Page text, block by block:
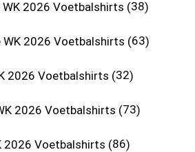
WK 2026 Voetbalshirts 38
WK 2026 Voetbalshirts 63
2026 Voetbalshirts 32
2026 Voetbalshirts 73
2026 Voetbalshirts 86